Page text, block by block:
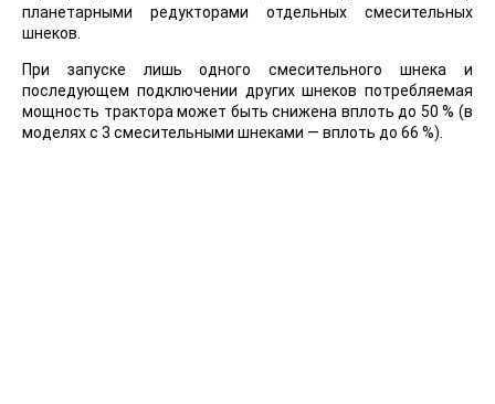
планетарными редукторами отдельных смесительных
шнеков.
При запуске лишь одного смесительного шнека и
последующем подключении других шнеков потребляемая
мощность трактора может быть снижена вплоть до 50 % (в
моделях с 3 смесительными шнеками — вплоть до 66 %).